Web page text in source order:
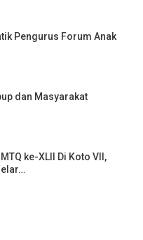
Pengurus Forum Anak
dan Masyarakat
ke-XLII Di Koto VII,